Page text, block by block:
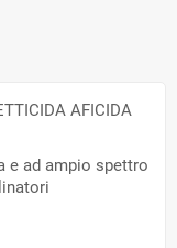
AFICIDA
e ad ampio spettro